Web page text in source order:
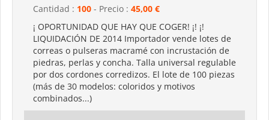
Cantidad : 100 - Precio : 45,00 €
¡ OPORTUNIDAD QUE HAY QUE COGER! ¡! ¡!
LIQUIDACIÓN DE 2014 Importador vende lotes de
correas o pulseras macramé con incrustación de
piedras, perlas y concha. Talla universal regulable
por dos cordones corredizos. El lote de 100 piezas
(más de 30 modelos: coloridos y motivos
combinados...)